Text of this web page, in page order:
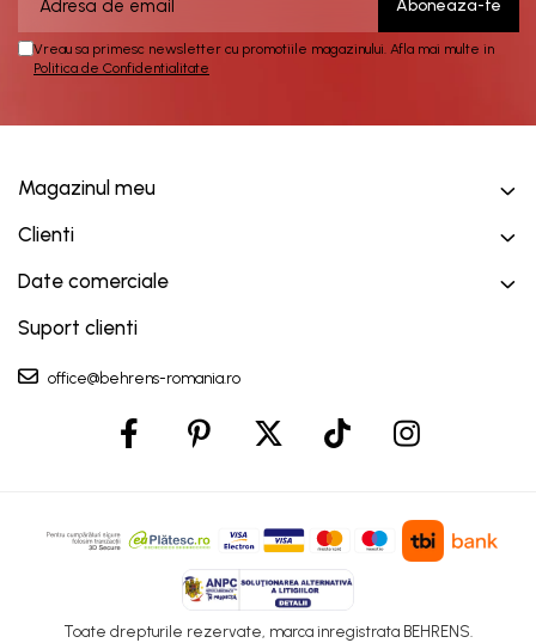
Vreau sa primesc newsletter cu promotiile magazinului. Afla mai multe in
Politica de Confidentialitate
Magazinul meu
Clienti
Date comerciale
Suport clienti
office@behrens-romania.ro
Toate drepturile rezervate, marca inregistrata BEHRENS.